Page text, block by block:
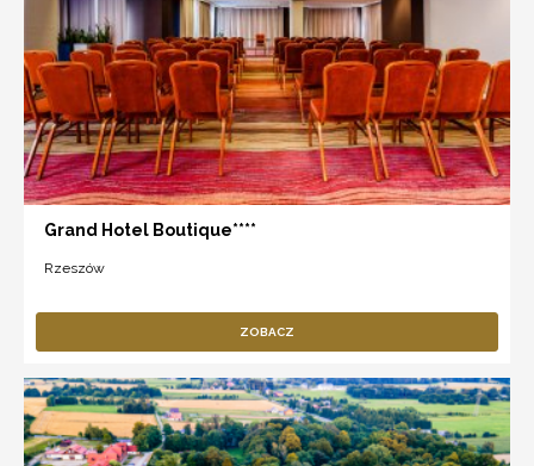
Grand Hotel Boutique****
Rzeszów
ZOBACZ